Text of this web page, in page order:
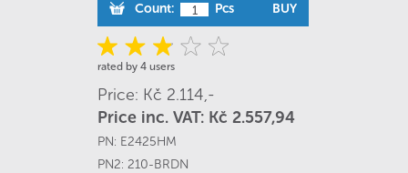
Count: Pcs BUY
rated by 4 users
Price: Kč 2.114,-
Price inc. VAT: Kč 2.557,94
PN: E2425HM
PN2: 210-BRDN